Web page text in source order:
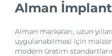
Alman
Alman markaları, uzun
uygulanabilmesi için
modern üretim